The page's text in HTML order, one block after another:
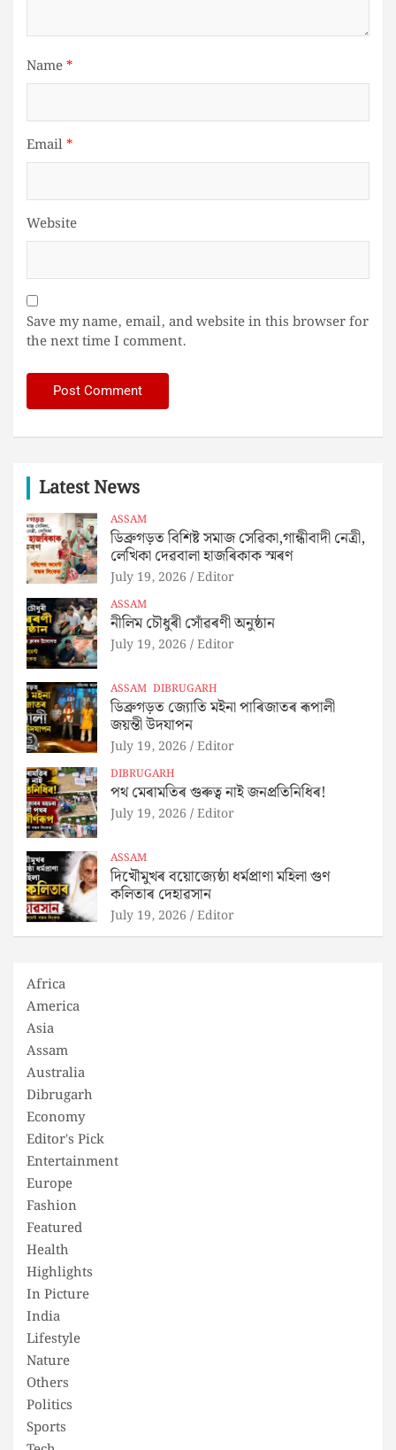
Name*
Email*
Website
Save my name, email, and website in this browser for
the next time I comment.
Latest News
ASSAM
ডিব্ৰুগড়ত বিশিষ্ট সমাজ সেৱিকা,গান্ধীবাদী নেত্ৰী,
লেখিকা দেৱবালা হাজৰিকাক স্মৰণ
July 19, 2026 Editor
ASSAM
নীলিম চৌধুৰী সোঁৱৰণী অনুষ্ঠান
July 19, 2026 Editor
ASSAM DIBRUGARH
ডিব্ৰুগড়ত জ্যোতি মইনা পাৰিজাতৰ ৰূপালী
জয়ন্তী উদযাপন
July 19, 2026 Editor
DIBRUGARH
পথ মেৰামতিৰ গুৰুত্ব নাই জনপ্ৰতিনিধিৰ!
July 19, 2026 Editor
ASSAM
দিখৌমুখৰ বয়োজ্যেষ্ঠা ধৰ্মপ্ৰাণা মহিলা গুণ
কলিতাৰ দেহাৱসান
July 19, 2026 Editor
Africa
America
Asia
Assam
Australia
Dibrugarh
Economy
Editor's Pick
Entertainment
Europe
Fashion
Featured
Health
Highlights
In Picture
India
Lifestyle
Nature
Others
Politics
Sports